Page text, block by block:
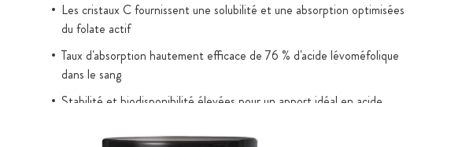
Les cristaux C fournissent une solubilité et une absorption optimisées
du folate actif
Taux d'absorption hautement efficace de 76 % d'acide lévoméfolique
dans le sang
Stabilité et biodisponibilité élevées pour un apport idéal en acide